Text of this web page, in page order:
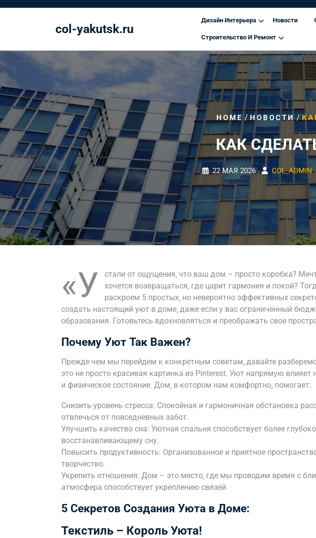
col-yakutsk.ru
Дизайн Интерьера Новости
Строительство И Ремонт
HOME/НОВОСТИ/
КАК
22 МАЯ 2026 COL_ADMIN
«У
стали от ощущения‚ что ваш дом – просто коробка?
хочется возвращаться‚ где царит гармония и покой?
раскроем 5 простых‚ но невероятно эффективных
создать настоящий уют в доме‚ даже если у вас ограниченный
образования. Готовьтесь вдохновляться и преображать свое
Почему Уют Так Важен?
Прежде чем мы перейдем к конкретным советам‚ давайте
это не просто красивая картинка из Pinterest. Уют напрямую влияет
и физическое состояние. Дом‚ в котором нам комфортно‚ помогает:
Снизить уровень стресса: Спокойная и гармоничная обстановка
отвлечься от повседневных забот.
Улучшить качество сна: Уютная спальня способствует более
восстанавливающему сну.
Повысить продуктивность: Организованное и приятное
творчество.
Укрепить отношения: Дом – это место‚ где мы проводим время с
атмосфера способствует укреплению связей.
5 Секретов Создания Уюта в Доме:
Текстиль – Король Уюта!